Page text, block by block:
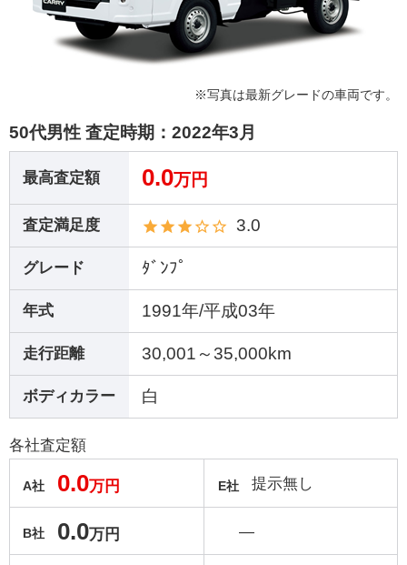
※写真は最新グレードの車両です。
50代男性 査定時期： 2022年3月
最高査定額 0.0万円
査定満足度 3.0
グレード ﾀﾞﾝﾌﾟ
年式 1991年/平成03年
走行距離 30,001～35,000km
ボディカラー 白
各社査定額
A社 0.0万円
B社 0.0万円
E社 提示無し
―